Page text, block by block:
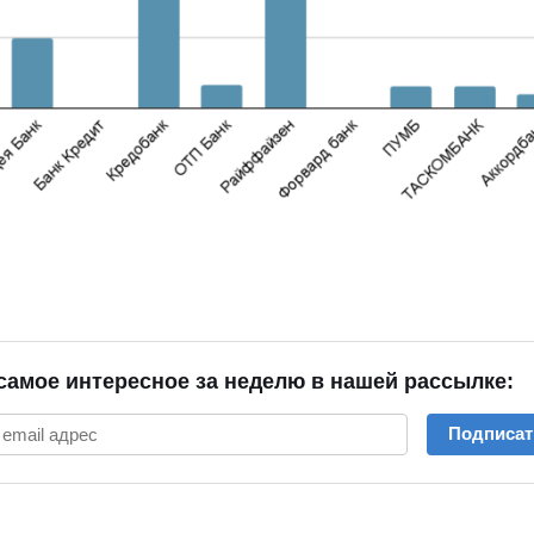
интересное за неделю в нашей рассылке: